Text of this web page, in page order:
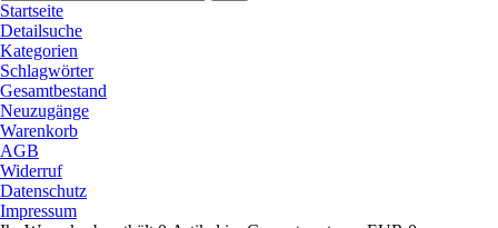
Startseite
Detailsuche
Kategorien
Schlagwörter
Gesamtbestand
Neuzugänge
Warenkorb
AGB
Widerruf
Datenschutz
Impressum